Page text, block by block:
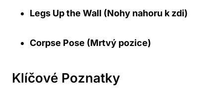
Legs Up the Wall (Nohy nahoru k zdi)
Corpse Pose (Mrtvý pozice)
Klíčové Poznatky